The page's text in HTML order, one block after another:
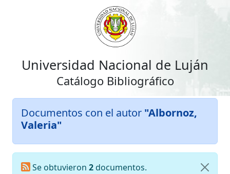
Universidad Nacional de Luján
Catálogo Bibliográfico
Documentos con el autor "Albornoz,
Valeria"
Se obtuvieron 2documentos.